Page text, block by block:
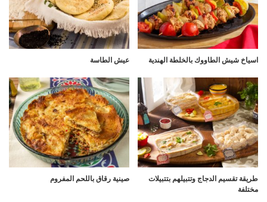
اسياخ شيش الطاووك بالخلطة الهندية عيش الطاسة
طريقة تقسيم الدجاج وتتبيلهم بتتبيلات
مختلفة
صينية رقاق باللحم المفروم